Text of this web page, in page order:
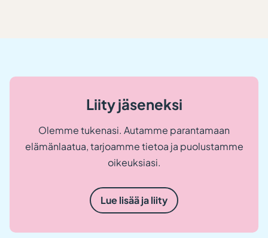
Liity jäseneksi
Olemme tukenasi. Autamme parantamaan
elämänlaatua, tarjoamme tietoa ja puolustamme
oikeuksiasi.
Lue lisää ja liity